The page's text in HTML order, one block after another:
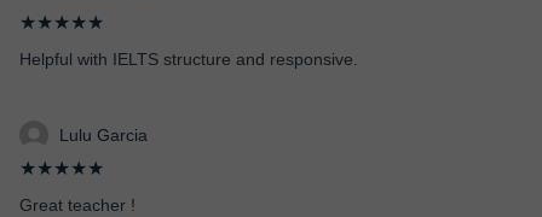
★★★★★
Helpful with IELTS structure and responsive.
Lulu Garcia
★★★★★
Great teacher !